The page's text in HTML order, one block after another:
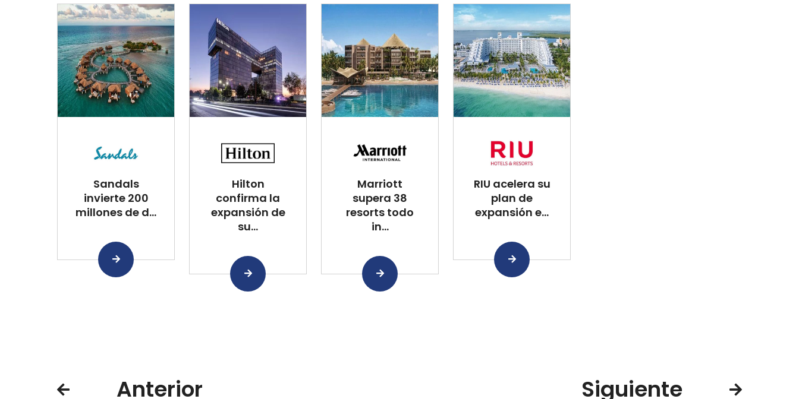
Sandals
invierte 200
millones de d...
Hilton
confirma la
expansión de
su...
Marriott
supera 38
resorts todo
in...
RIU acelera su
plan de
expansión e...
Anterior Siguiente